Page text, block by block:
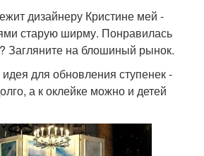
дизайнеру Кристине мей -
старую ширму. Понравилась
Загляните на блошиный рынок.
для обновления ступенек -
а к оклейке можно и детей